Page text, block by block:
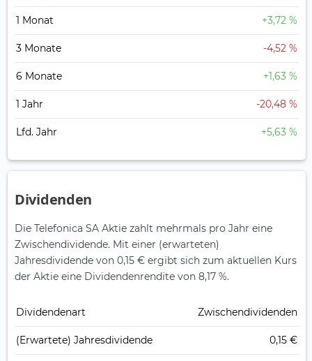
1 Monat +3,72 %
3 Monate -4,52 %
6 Monate +1,63 %
1 Jahr -20,48 %
Lfd. Jahr +5,63 %
Dividenden
Die Telefonica SA Aktie zahlt mehrmals pro Jahr eine
Zwischendividende. Mit einer (erwarteten)
Jahresdividende von 0,15 € ergibt sich zum aktuellen Kurs
der Aktie eine Dividendenrendite von 8,17 %.
Dividendenart Zwischendividenden
(Erwartete) Jahresdividende 0,15 €